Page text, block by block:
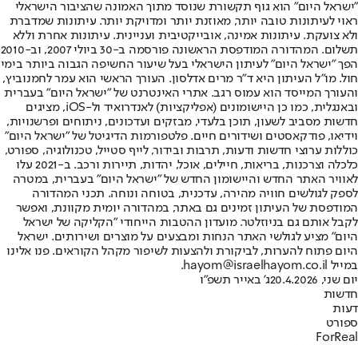
"ישראל היום" הוא גוף תקשורת שנוסד מתוך האמונה שהציבור הישראלי
ראוי לעיתונות טובה יותר, מאוזנת יותר ומדויקת יותר. עיתונות שמדברת
ולא צועקת. עיתונות אמינה, אובייקטיבית ועניינית. עיתונות אחרת וללא
תשלום. המהדורה המודפסת הראשונה פורסמה ב-30 ביולי 2007, וב-2010
הפך "ישראל היום" לעיתון הישראלי בעל שיעור החשיפה הגבוה ביותר בימי
חול. מו"ל העיתון היא ד"ר מרים אדלסון. העורך הראשי הוא עמר לחמנוביץ,
והעורך המייסד הוא עמוס רגב. אתרי האינטרנט של "ישראל היום" בעברית
ובאנגלית, כמו כן היישומונים (אפליקציות) לאנדרואיד ול-iOS, מציגים
חדשות מסביב לשעון, תוכן בלעדי, מבזקים ועדכונים, ניתוחים ופרשנויות,
וידיאו, פודקאסטים ושידורים חיים. פלטפורמות הדיגיטל של "ישראל היום"
כוללות ערוצי חדשות ודעות, תרבות ובידור, לייף סטייל, טכנולוגיה, ספורט,
כלכלה וצרכנות, בריאות, חיילים, אוכל, יהדות, תיירות ורכב. ב-2021 עלו
לאוויר האתר החדש והיישומון החדש של "ישראל היום" בעברית, במטרה
לספק לגולשים חוויה מהירה, עדכנית, בטוחה ונוחה. תכני המהדורה
המודפסת של העיתון זמינים גם באתר, במהדורה יומית מקוונת, ואפשר
לקבל אותם גם בניוזלטר. מועדון ההטבות הייחודי "הקליקה של ישראל
היום" מציע לגולשי האתר הנחות ומבצעים על מוצרים ושירותים. ישראל
היום פתוח להערות, לביקורת ולהצעות לשיפור מקהל הקוראים. פנו אלינו
במייל hayom@israelhayom.co.il.
יום שני, 20.4.2026
ג' באייר תשפ"ו
חדשות
דעות
ספורט
ForReal